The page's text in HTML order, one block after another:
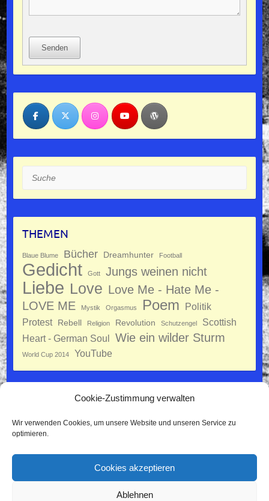
Cookie-Zustimmung verwalten
Wir verwenden Cookies, um unsere Website und unseren Service zu
optimieren.
Cookies akzeptieren
Ablehnen
Senden
Suche
THEMEN
Blaue Blume Bücher Dreamhunter Football
Gedicht Gott Jungs weinen nicht
Liebe Love Love Me - Hate Me -
LOVE ME
Mystik Orgasmus Poem
Politik
Protest
Rebell Religion Revolution Schutzengel
Scottish
Heart - German Soul Wie ein wilder Sturm
World Cup 2014 YouTube
Impressum